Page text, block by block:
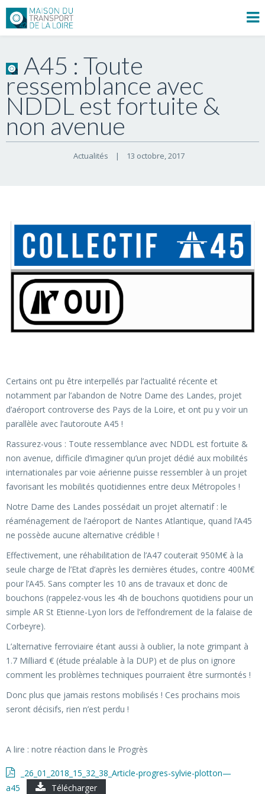
A45 : Toute
ressemblance avec
NDDL est fortuite &
non avenue
Actualités | 13 octobre, 2017
Certains ont pu être interpellés par l’actualité récente et
notamment par l’abandon de Notre Dame des Landes, projet
d’aéroport controverse des Pays de la Loire, et ont pu y voir un
parallèle avec l’autoroute A45 !
Rassurez-vous : Toute ressemblance avec NDDL est fortuite &
non avenue, difficile d’imaginer qu’un projet dédié aux mobilités
internationales par voie aérienne puisse ressembler à un projet
favorisant les mobilités quotidiennes entre deux Métropoles !
Notre Dame des Landes possédait un projet alternatif : le
réaménagement de l’aéroport de Nantes Atlantique, quand l’A45
ne possède aucune alternative crédible !
Effectivement, une réhabilitation de l’A47 couterait 950M€ à la
seule charge de l’Etat d’après les dernières études, contre 400M€
pour l’A45. Sans compter les 10 ans de travaux et donc de
bouchons (rappelez-vous les 4h de bouchons quotidiens pour un
simple AR St Etienne-Lyon lors de l’effondrement de la falaise de
Corbeyre).
L’alternative ferroviaire étant aussi à oublier, la note grimpant à
1.7 Milliard € (étude préalable à la DUP) et de plus on ignore
comment les problèmes techniques pourraient être surmontés !
Donc plus que jamais restons mobilisés ! Ces prochains mois
seront décisifs, rien n’est perdu !
A lire : notre réaction dans le Progrès
_26_01_2018_15_32_38_Article-progres-sylvie-plotton—
a45
Télécharger